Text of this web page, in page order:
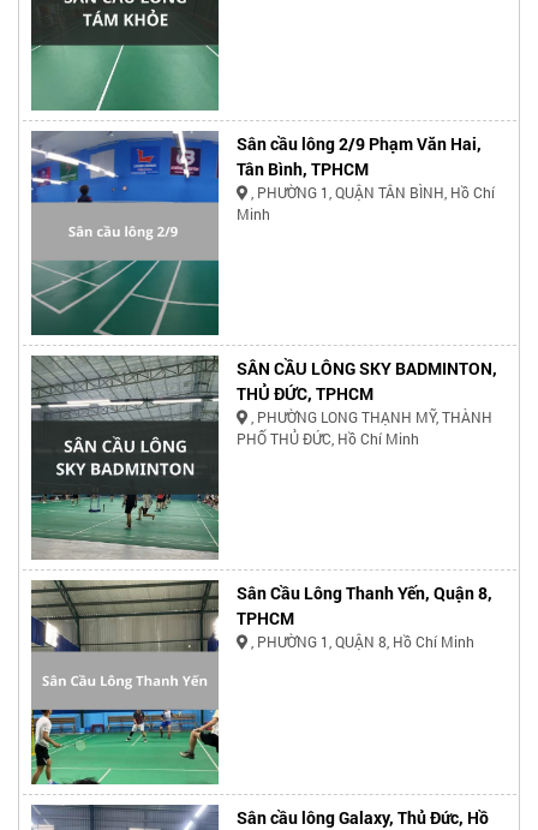
Sân cầu lông 2/9 Phạm Văn Hai,
Tân Bình, TPHCM
, PHƯỜNG 1, QUẬN TÂN BÌNH, Hồ Chí
Minh
SÂN CẦU LÔNG SKY BADMINTON,
THỦ ĐỨC, TPHCM
, PHƯỜNG LONG THẠNH MỸ, THÀNH
PHỐ THỦ ĐỨC, Hồ Chí Minh
Sân Cầu Lông Thanh Yến, Quận 8,
TPHCM
, PHƯỜNG 1, QUẬN 8, Hồ Chí Minh
Sân cầu lông Galaxy, Thủ Đức, Hồ